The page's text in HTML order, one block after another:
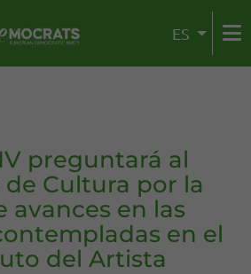
ES
preguntará al
Cultura por la
avances en las
en el
del Artista